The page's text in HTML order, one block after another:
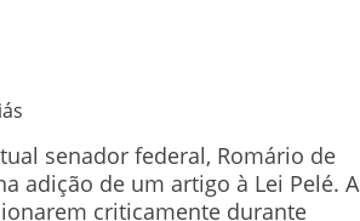
senador federal, Romário de
adição de um artigo à Lei Pelé. A
criticamente durante